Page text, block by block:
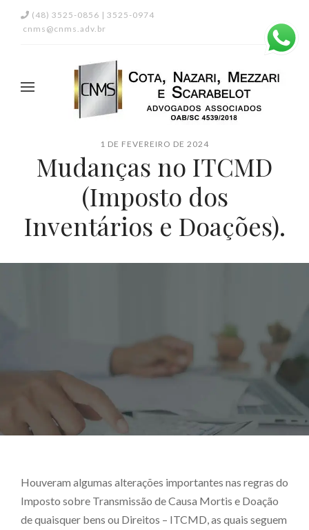
(48) 3525-0856 | 3525-0974
cnms@cnms.adv.br
1 DE FEVEREIRO DE 2024
Mudanças no ITCMD
(Imposto dos
Inventários e Doações).
Houveram algumas alterações importantes nas regras do
Imposto sobre Transmissão de Causa Mortis e Doação
de quaisquer bens ou Direitos – ITCMD, as quais seguem